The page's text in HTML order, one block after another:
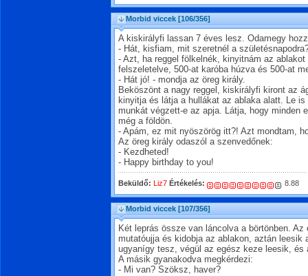
Morbid viccek [106/356]
A kiskirályfi lassan 7 éves lesz. Odamegy
- Hát, kisfiam, mit szeretnél a
- Azt, ha reggel fölkelnék, kinyitnám az
felszeletelve, 500-at karóba húzva és 500-at
- Hát jó! - mondja az öreg király.
Beköszönt a nagy reggel, kiskirályfi kiront az
kinyitja és látja a hullákat az ablaka alatt. Le
munkát végzett-e az apja. Látja, hogy minden
még a földön.
- Apám, ez mit nyöszörög itt?! Azt mondtam,
Az öreg király odaszól a szenvedőnek:
- Kezdheted!
- Happy birthday to you!
Beküldő: Liz7 Értékelés: 8.88
Morbid viccek [107/356]
Két leprás össze van láncolva a börtönben.
mutatóujja és kidobja az ablakon, aztán leesik
ugyanígy tesz, végül az egész keze leesik, és
A másik gyanakodva megkérdezi:
- Mi van? Szöksz, haver?